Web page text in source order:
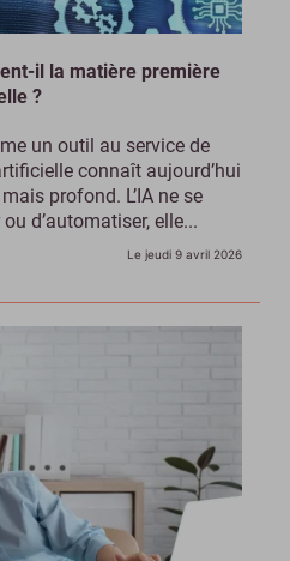
il la matière première
?
un outil au service de
connaît aujourd’hui
profond. L’IA ne se
d’automatiser, elle...
Le jeudi 9 avril 2026